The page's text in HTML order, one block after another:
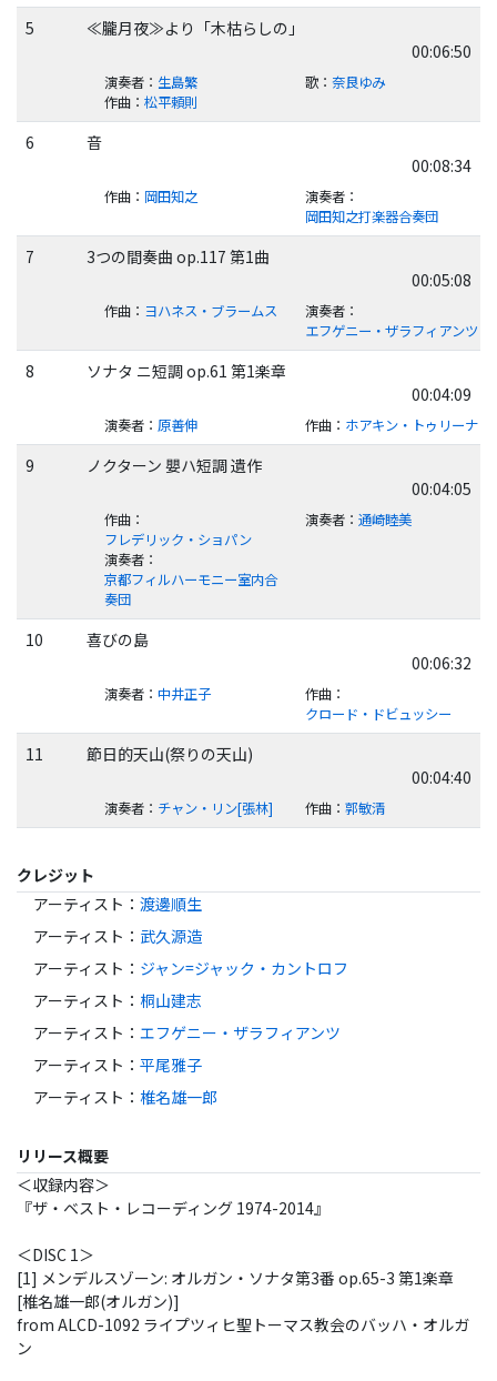
5
≪朧月夜≫より「木枯らしの」
00:06:50
演奏者： 生島繁 歌： 奈良ゆみ
作曲： 松平頼則
6
音
00:08:34
作曲： 岡田知之 演奏者：
岡田知之打楽器合奏団
7
3つの間奏曲 op.117 第1曲
00:05:08
作曲： ヨハネス・ブラームス 演奏者：
エフゲニー・ザラフィアンツ
8
ソナタ ニ短調 op.61 第1楽章
00:04:09
演奏者： 原善伸 作曲： ホアキン・トゥリーナ
9
ノクターン 嬰ハ短調 遺作
00:04:05
作曲：
フレデリック・ショパン
演奏者： 通崎睦美
演奏者：
京都フィルハーモニー室内合
奏団
10
喜びの島
00:06:32
演奏者： 中井正子 作曲：
クロード・ドビュッシー
11
節日的天山(祭りの天山)
00:04:40
演奏者： チャン・リン[張林] 作曲： 郭敏清
クレジット
アーティスト ： 渡邊順生
アーティスト ： 武久源造
アーティスト ： ジャン=ジャック・カントロフ
アーティスト ： 桐山建志
アーティスト ： エフゲニー・ザラフィアンツ
アーティスト ： 平尾雅子
アーティスト ： 椎名雄一郎
リリース概要
＜収録内容＞
『ザ・ベスト・レコーディング 1974-2014』
＜DISC 1＞
[1] メンデルスゾーン: オルガン・ソナタ第3番 op.65-3 第1楽章
[椎名雄一郎(オルガン)]
from ALCD-1092 ライプツィヒ聖トーマス教会のバッハ・オルガ
ン